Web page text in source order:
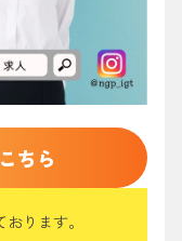
ちら
ります。